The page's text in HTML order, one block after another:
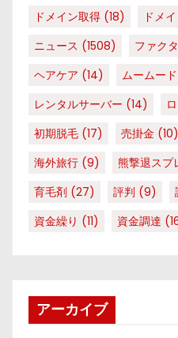
ドメイン取得 (18) ドメ
ニュース (1508) ファク
ヘアケア (14) ムームー
レンタルサーバー (14)
初期脱毛 (17) 売掛金 (10)
海外旅行 (9) 熊撃退スプ
育毛剤 (27) 評判 (9)
資金繰り (11) 資金調達
アーカイブ